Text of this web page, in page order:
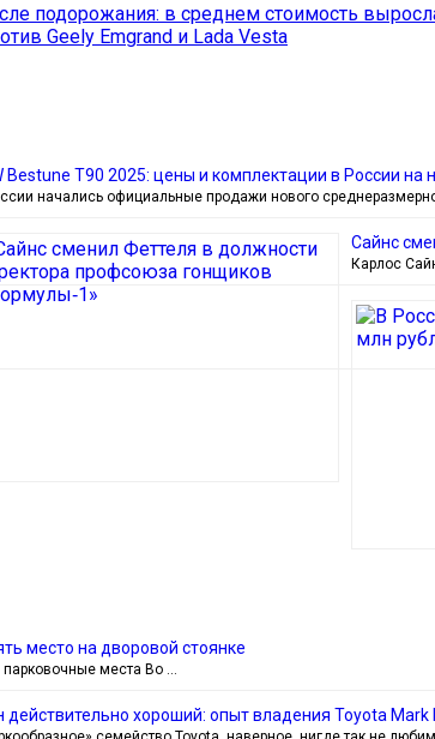
подорожания: в среднем стоимость
Geely Emgrand и Lada Vesta
Bestune T90 2025: цены и комплектации в России на
начались официальные продажи нового
Сайнс
Карлос
место на дворовой стоянке
парковочные места Во …
действительно хороший: опыт владения Toyota Mark